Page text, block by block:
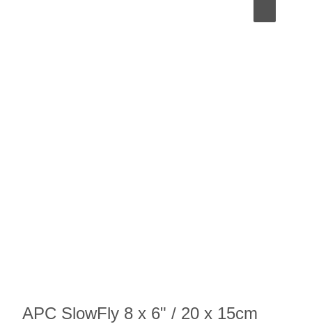
APC SlowFly 8 x 6" / 20 x 15cm